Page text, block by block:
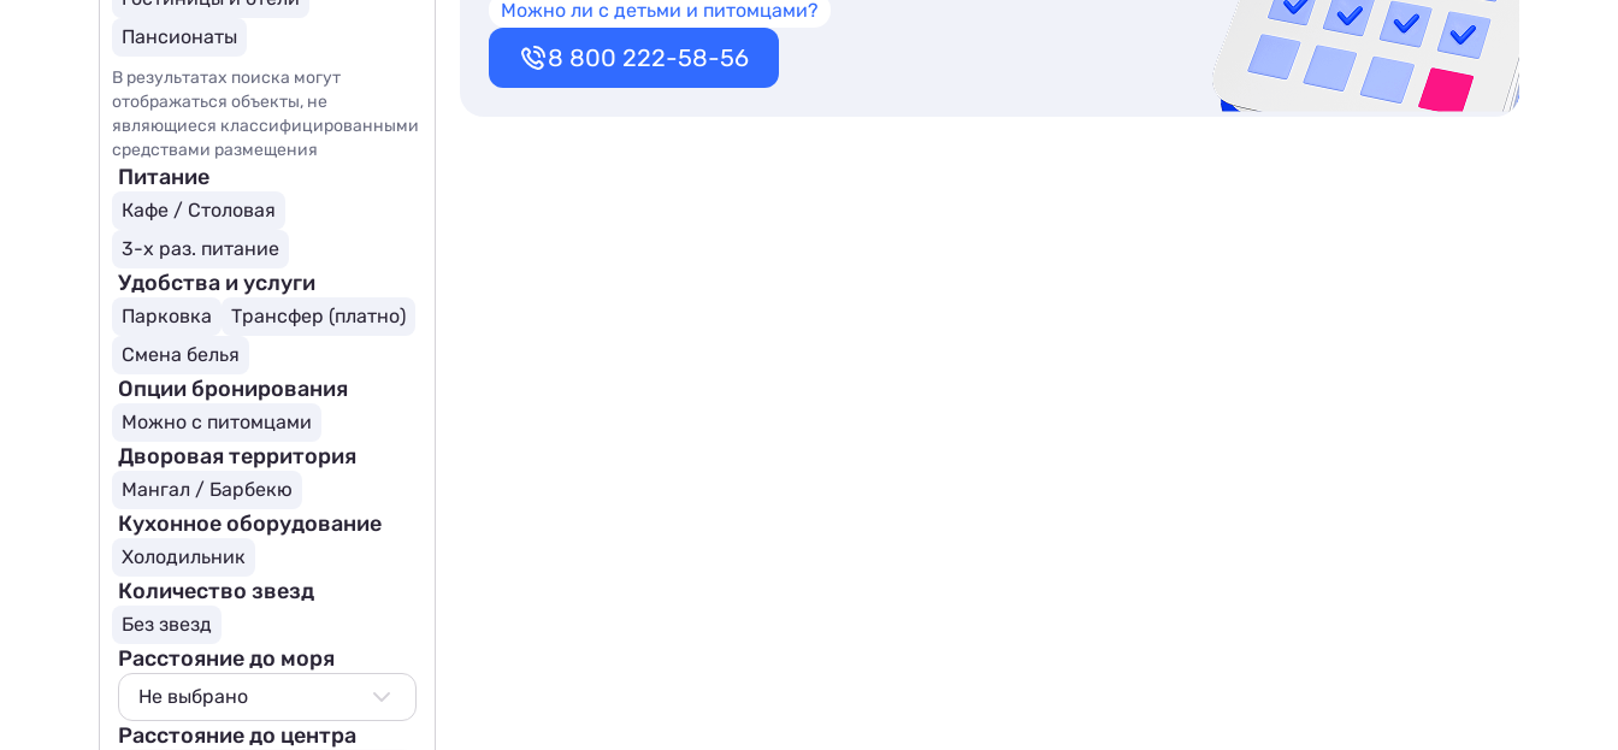
Можно ли с детьми и питомцами?
8 800 222-58-56
Пансионаты
В результатах поиска могут
отображаться объекты, не
являющиеся классифицированными
средствами размещения
Питание
Кафе / Столовая
3-х раз. питание
Удобства и услуги
Парковка
Трансфер (платно)
Смена белья
Опции бронирования
Можно с питомцами
Дворовая территория
Мангал / Барбекю
Кухонное оборудование
Холодильник
Количество звезд
Без звезд
Расстояние до моря
Не выбрано
Не выбрано
Расстояние до центра